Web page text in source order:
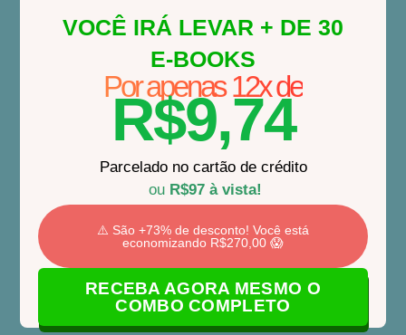
VOCÊ IRÁ LEVAR + DE 30
E-BOOKS
Por apenas 12x de
R$9,74
Parcelado no cartão de crédito
ou R$97 à vista!
⚠️ São +73% de desconto! Você está
economizando R$270,00 😱
RECEBA AGORA MESMO O
COMBO COMPLETO